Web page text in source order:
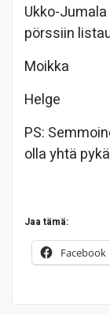
Ukko-
pörssiin
Moikka
Helge
PS:
olla yhtä
Jaa tämä:
Facebook